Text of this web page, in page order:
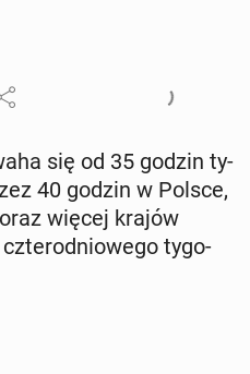
się od 35 godzin ty­
40 godzin w Polsce,
więcej krajów
ty­go­